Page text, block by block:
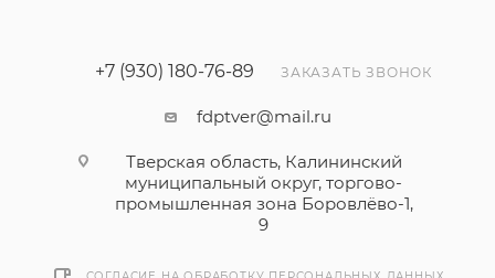
+7 (930) 180-76-89 ЗАКАЗАТЬ ЗВОНОК
fdptver@mail.ru
Тверская область, Калининский
муниципальный округ, торгово-
промышленная зона Боровлёво-1,
9